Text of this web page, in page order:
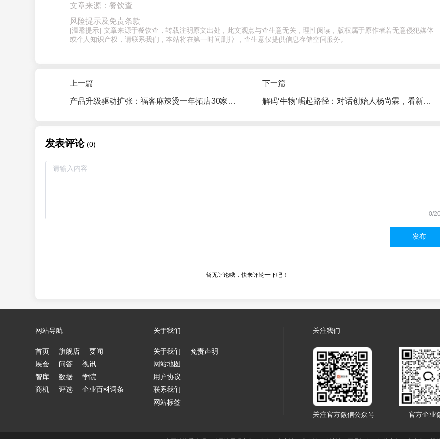
文章来源：餐饮查
风险提示及免责条款
[温馨提示] 文章来源于餐饮查，转载注明原文出处，此文观点与查生意无关，理性阅读，版权属于原作者若无意侵犯媒体
或个人知识产权，请联系我们，本站将在第一时间删掉 ，查生意仅提供信息存储空间服务。
上一篇
产品升级驱动扩张：福客麻辣烫一年拓店30家的突围之道
下一篇
解码‘牛物’崛起路径：对话创始人杨尚霖，看新锐品牌如何高效破局
发表评论 (0)
0/
发布
暂无评论哦，快来评论一下吧！
网站导航
首页 旗舰店
要闻
展会
问答
视讯
智库
数据
学院
商机
评选 企业百科词条
关于我们
关于我们
免责声明
网站地图
用户协议
联系我们
网站标签
关注我们
关注官方微信公众号 官方企业